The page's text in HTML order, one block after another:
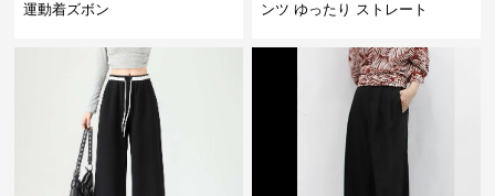
運動着ズボン
ンツ ゆったり ストレート